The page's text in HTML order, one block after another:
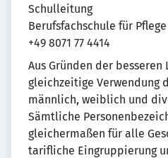
Schulleitung
Berufsfachschule für Pflege
+49 8071 77 4414
Aus Gründen der
gleichzeitige Verwendung
männlich, weiblich und
Sämtliche
gleichermaßen für alle
tarifliche Eingruppierung